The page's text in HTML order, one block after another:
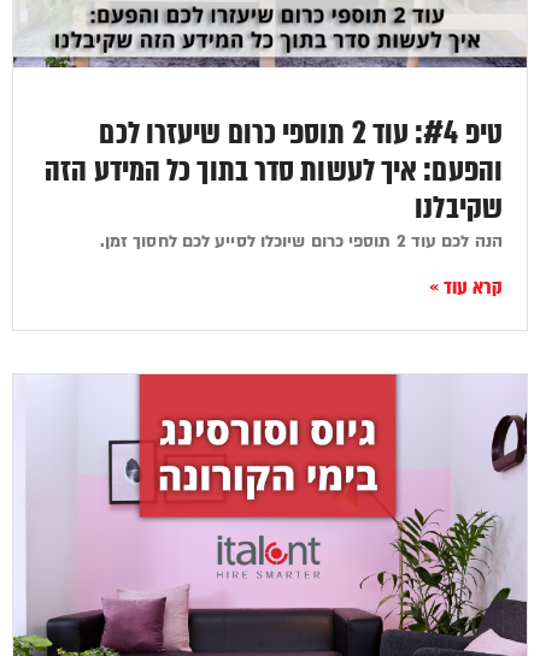
טיפ #4: עוד 2 תוספי כרום שיעזרו לכם
והפעם: איך לעשות סדר בתוך כל המידע הזה
שקיבלנו
הנה לכם עוד 2 תוספי כרום שיוכלו לסייע לכם לחסוך זמן.
קרא עוד »